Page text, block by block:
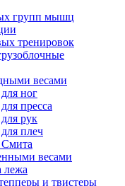
групп мышц
тренировок
весами
ног
пресса
рук
плеч
весами
лежа
и твистеры